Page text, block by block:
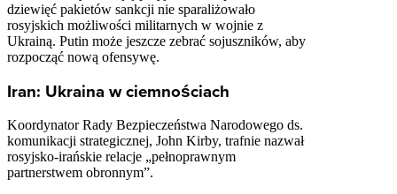
dziewięć pakietów sankcji nie sparaliżowało
rosyjskich możliwości militarnych w wojnie z
Ukrainą. Putin może jeszcze zebrać sojuszników, aby
rozpocząć nową ofensywę.
Iran: Ukraina w ciemnościach
Koordynator Rady Bezpieczeństwa Narodowego ds.
komunikacji strategicznej, John Kirby, trafnie nazwał
rosyjsko-irańskie relacje „pełnoprawnym
partnerstwem obronnym”.